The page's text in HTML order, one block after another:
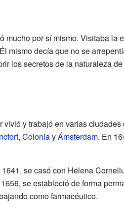
por sí mismo. Visitaba la
mismo decía que no se
los secretos de la naturaleza
vivió y trabajó en varias ciudades
, ColoniayÁmsterdam. En
1641, se casó con Helena
se estableció de forma
como farmacéutico.